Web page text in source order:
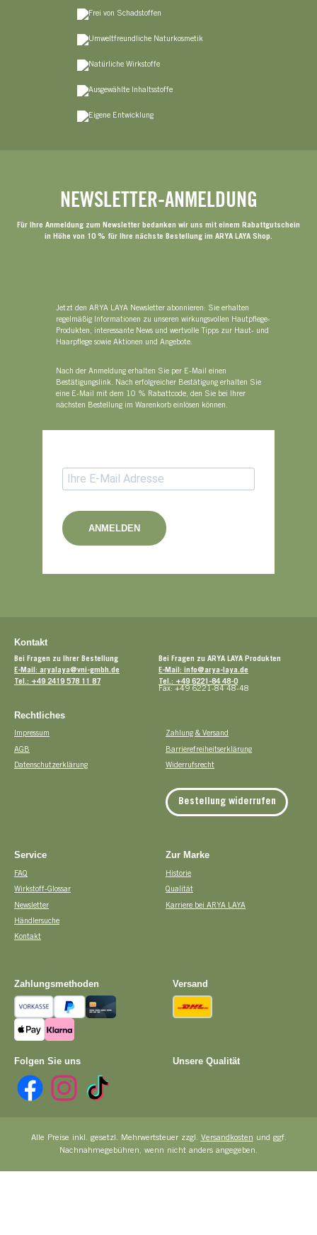
NEWSLETTER-ANMELDUNG
Für Ihre Anmeldung zum Newsletter bedanken wir uns mit einem Rabattgutschein
in Höhe von 10 % für Ihre nächste Bestellung im ARYA LAYA Shop.
Jetzt den ARYA LAYA Newsletter abonnieren: Sie erhalten
regelmäßig Informationen zu unseren wirkungsvollen Hautpflege-
Produkten, interessante News und wertvolle Tipps zur Haut- und
Haarpflege sowie Aktionen und Angebote.
Nach der Anmeldung erhalten Sie per E-Mail einen
Bestätigungslink. Nach erfolgreicher Bestätigung erhalten Sie
eine E-Mail mit dem 10 % Rabattcode, den Sie bei Ihrer
nächsten Bestellung im Warenkorb einlösen können.
ANMELDEN
Kontakt
Bei Fragen zu Ihrer Bestellung
E-Mail: aryalaya@vni-gmbh.de
Tel.: +49 2419 578 11 87
Bei Fragen zu ARYA LAYA Produkten
E-Mail: info@arya-laya.de
Tel.: +49 6221-84 48-0
Fax: +49 6221-84 48-48
Rechtliches
Impressum
AGB
Datenschutzerklärung
Zahlung & Versand
Barrierefreiheitserklärung
Widerrufsrecht
Bestellung widerrufen
Service
FAQ
Wirkstoff-Glossar
Newsletter
Händlersuche
Kontakt
Zur Marke
Historie
Qualität
Karriere bei ARYA LAYA
Folgen Sie uns
Facebook Instagram TikTok
Zahlungsmethoden
Vorkasse PayPal Kreditkarte
Apple Pay Pay with Klarna
Versand
Unsere Qualität
Alle Preise inkl. gesetzl. Mehrwertsteuer zzgl. Versandkosten und ggf.
Nachnahmegebühren, wenn nicht anders angegeben.